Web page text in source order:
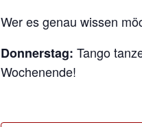
Wer es genau wissen
Donnerstag: Tango
Wochenende!